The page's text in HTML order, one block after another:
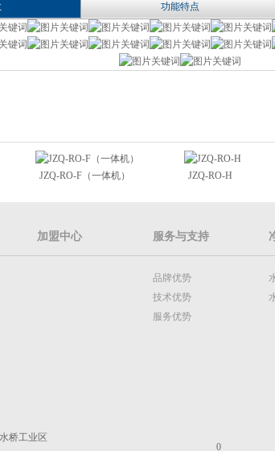
功能特点
JZQ-RO-F（一体机） JZQ-RO-H
加盟中心 服务与支持
品牌优势
技术优势
服务优势
桥工业区
0